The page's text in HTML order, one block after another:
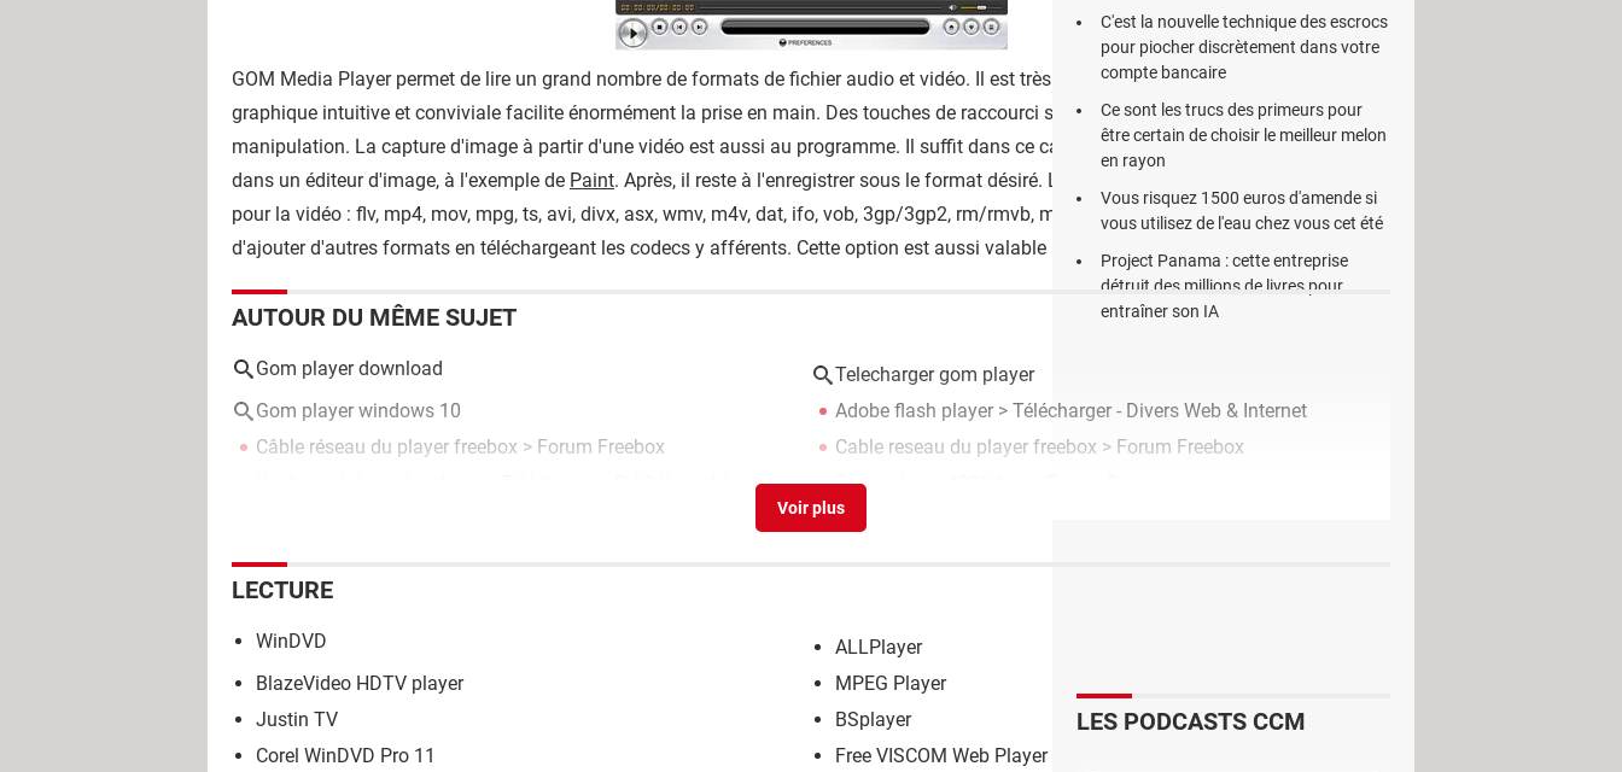
GOM Media Player permet de lire un grand nombre de formats de fichier audio et vidéo. Il est très facile à prendre en main. Son interface
graphique intuitive et conviviale facilite énormément la prise en main. Des touches de raccourci sont disponibles afin de faciliter sa
manipulation. La capture d'image à partir d'une vidéo est aussi au programme. Il suffit dans ce cas de capturer une image et de la coller
dans un éditeur d'image, à l'exemple de Paint. Après, il reste à l'enregistrer sous le format désiré. Les formats suivants sont compatibles
pour la vidéo : flv, mp4, mov, mpg, ts, avi, divx, asx, wmv, m4v, dat, ifo, vob, 3gp/3gp2, rm/rmvb, mkv et ogm. Il est quand même possible
d'ajouter d'autres formats en téléchargeant les codecs y afférents. Cette option est aussi valable pour l'audio.
AUTOUR DU MÊME SUJET
Gom player download
Telecharger gom player
Gom player windows 10
Adobe flash player > Télécharger - Divers Web & Internet
Câble réseau du player freebox > Forum Freebox Cable reseau du player freebox > Forum Freebox
Erreur player 4001 free
LECTURE
WinDVD
ALLPlayer
BlazeVideo HDTV player
MPEG Player
Justin TV
BSplayer
Corel WinDVD Pro 11
Free VISCOM Web Player
C'est la nouvelle technique des escrocs
pour piocher discrètement dans votre
compte bancaire
Ce sont les trucs des primeurs pour
être certain de choisir le meilleur melon
en rayon
Vous risquez 1500 euros d'amende si
vous utilisez de l'eau chez vous cet été
Project Panama : cette entreprise
détruit des millions de livres pour
entraîner son IA
LES PODCASTS CCM